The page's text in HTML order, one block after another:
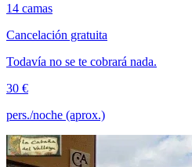
14 camas
Cancelación gratuita
Todavía no se te cobrará nada.
30 €
pers./noche (aprox.)